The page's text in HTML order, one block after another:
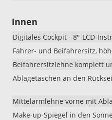
Innen
Digitales Cockpit - 8"-LCD-
Fahrer- und Beifahrersitz,
Beifahrersitzlehne komplett
Ablagetaschen an den
Mittelarmlehne vorne mit
Make-up-Spiegel in den